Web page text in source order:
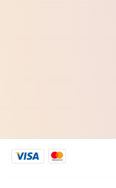
Visa
logo
Mastercard
logo